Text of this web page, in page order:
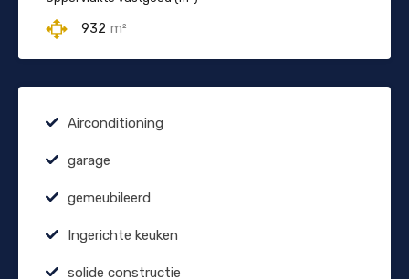
932 m²
Airconditioning
garage
gemeubileerd
Ingerichte keuken
solide constructie